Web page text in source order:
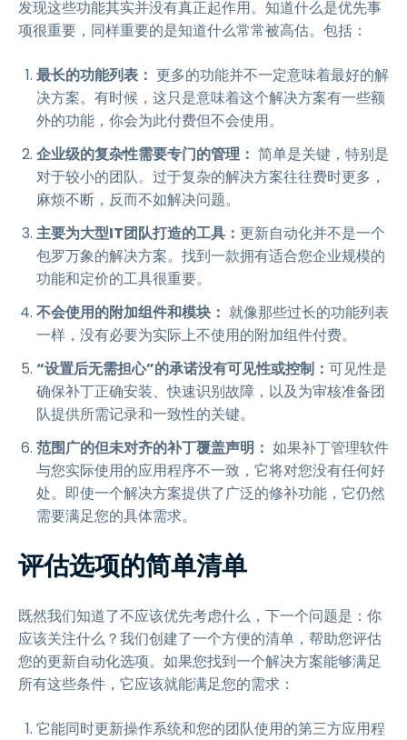
发现这些功能其实并没有真正起作用。知道什么是优先事
项很重要，同样重要的是知道什么常常被高估。包括：
最长的功能列表： 更多的功能并不一定意味着最好的解
决方案。有时候，这只是意味着这个解决方案有一些额
外的功能，你会为此付费但不会使用。
企业级的复杂性需要专门的管理： 简单是关键，特别是
对于较小的团队。过于复杂的解决方案往往费时更多，
麻烦不断，反而不如解决问题。
主要为大型IT团队打造的工具： 更新自动化并不是一个
包罗万象的解决方案。找到一款拥有适合您企业规模的
功能和定价的工具很重要。
不会使用的附加组件和模块： 就像那些过长的功能列表
一样，没有必要为实际上不使用的附加组件付费。
“设置后无需担心”的承诺没有可见性或控制： 可见性是
确保补丁正确安装、快速识别故障，以及为审核准备团
队提供所需记录和一致性的关键。
范围广的但未对齐的补丁覆盖声明： 如果补丁管理软件
与您实际使用的应用程序不一致，它将对您没有任何好
处。即使一个解决方案提供了广泛的修补功能，它仍然
需要满足您的具体需求。
评估选项的简单清单
既然我们知道了不应该优先考虑什么，下一个问题是：你
应该关注什么？我们创建了一个方便的清单，帮助您评估
您的更新自动化选项。如果您找到一个解决方案能够满足
所有这些条件，它应该就能满足您的需求：
它能同时更新操作系统和您的团队使用的第三方应用程